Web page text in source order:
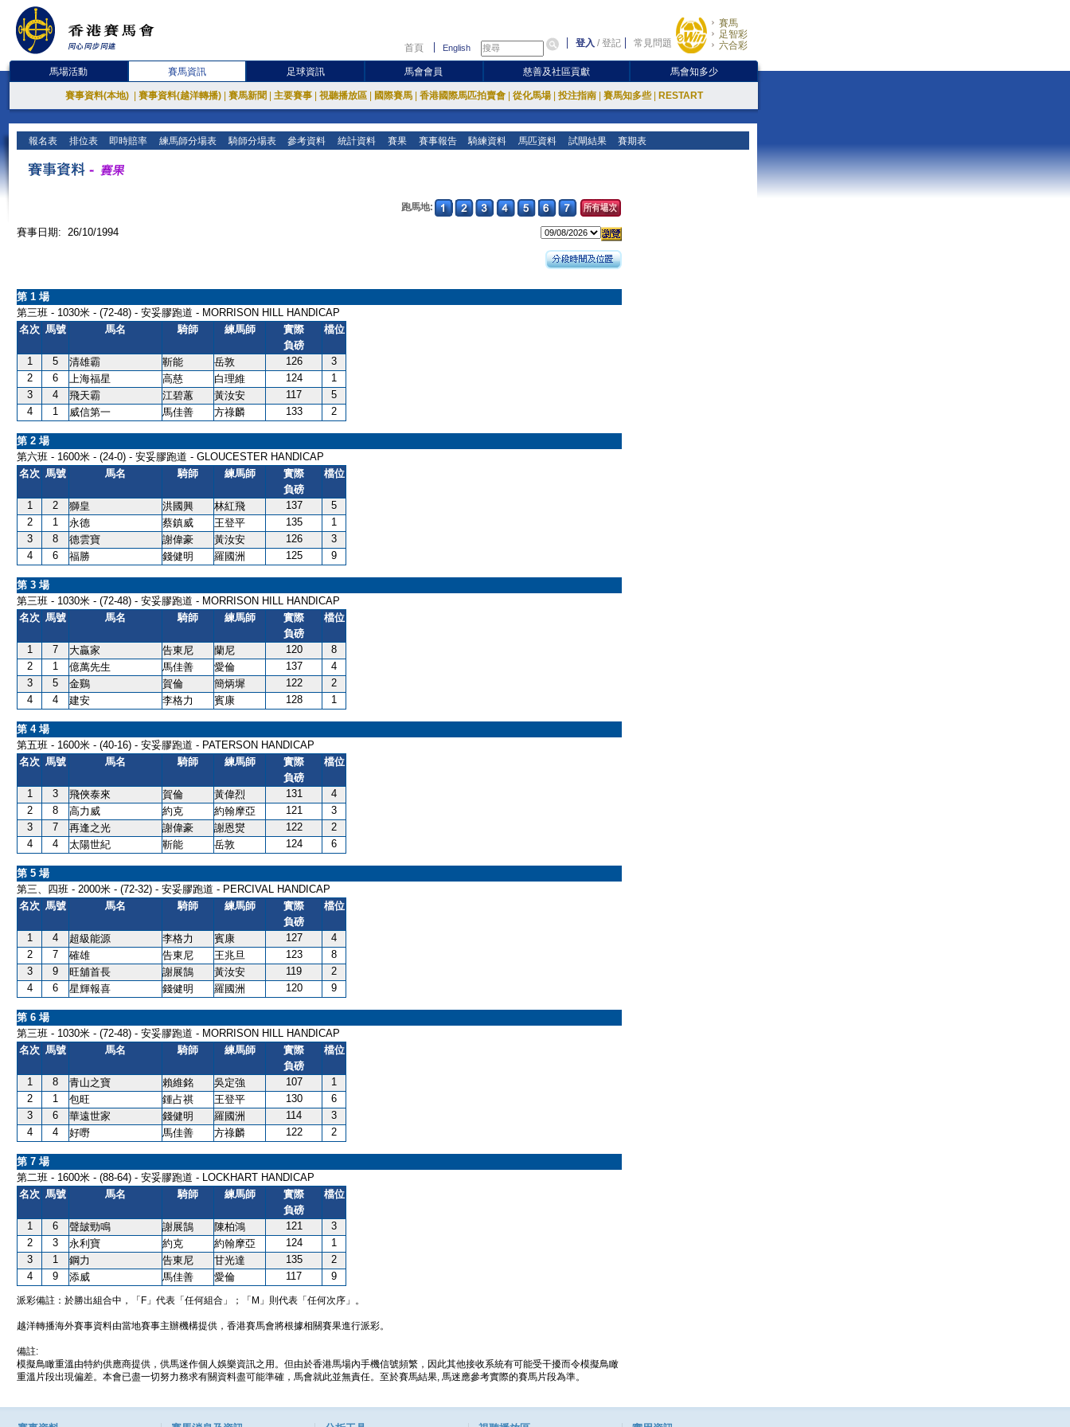
首頁 English 登入 /登記 常見問題
賽馬
足智彩
六合彩
馬場活動 賽馬資訊 足球資訊 馬會會員 慈善及社區貢獻 馬會知多少
賽事資料(本地) 賽事資料(越洋轉播) 賽馬新聞 主要賽事 視聽播放區 國際賽馬 香港國際馬匹拍賣會 從化馬場 投注指南 賽馬知多些 RESTART
報名表 排位表 即時賠率 練馬師分場表 騎師分場表 參考資料 統計資料 賽果 賽事報告 騎練資料 馬匹資料 試閘結果 賽期表
跑馬地:
賽事日期: 26/10/1994
第 1 場
第三班 - 1030米 - (72-48) - 安妥膠跑道 - MORRISON HILL HANDICAP
名次 馬號 馬名 騎師 練馬師
實際
負磅
檔位
1 5 清雄霸 靳能 岳敦 126
3
2
6 上海福星 高慈 白理維 124
1
3
4 飛天霸 江碧蕙 黃汝安 117
5
4
1 威信第一 馬佳善 方祿麟 133 2
第 2 場
第六班 - 1600米 - (24-0) - 安妥膠跑道 - GLOUCESTER HANDICAP
名次 馬號 馬名 騎師 練馬師
實際
負磅
檔位
1 2 獅皇 洪國興 林紅飛 137
5
2
1 永德 蔡鎮威 王登平 135
1
3
8 德雲寶 謝偉豪 黃汝安 126
3
4
6 福勝 錢健明 羅國洲 125 9
第 3 場
第三班 - 1030米 - (72-48) - 安妥膠跑道 - MORRISON HILL HANDICAP
名次 馬號 馬名 騎師 練馬師
實際
負磅
檔位
1 7 大贏家 告東尼 蘭尼 120
8
2
1 億萬先生 馬佳善 愛倫 137
4
3
5 金鷄 賀倫 簡炳墀 122
2
4
4 建安 李格力 賓康 128 1
第 4 場
第五班 - 1600米 - (40-16) - 安妥膠跑道 - PATERSON HANDICAP
名次 馬號 馬名 騎師 練馬師
實際
負磅
檔位
1 3 飛俠泰來 賀倫 黃偉烈 131
4
2
8 高力威 約克 約翰摩亞 121
3
3
7 再逢之光 謝偉豪 謝恩爕 122
2
4
4 太陽世紀 靳能 岳敦 124 6
第 5 場
第三、四班 - 2000米 - (72-32) - 安妥膠跑道 - PERCIVAL HANDICAP
名次 馬號 馬名 騎師 練馬師
實際
負磅
檔位
1 4 超級能源 李格力 賓康 127
4
2
7 確雄 告東尼 王兆旦 123
8
3
9 旺舖首長 謝展鵠 黃汝安 119
2
4
6 星輝報喜 錢健明 羅國洲 120 9
第 6 場
第三班 - 1030米 - (72-48) - 安妥膠跑道 - MORRISON HILL HANDICAP
名次 馬號 馬名 騎師 練馬師
實際
負磅
檔位
1 8 青山之寶 賴維銘 吳定強 107
1
2
1 包旺 鍾占祺 王登平 130
6
3
6 華遠世家 錢健明 羅國洲 114
3
4
4 好嘢 馬佳善 方祿麟 122 2
第 7 場
第二班 - 1600米 - (88-64) - 安妥膠跑道 - LOCKHART HANDICAP
名次 馬號 馬名 騎師 練馬師
實際
負磅
檔位
1 6 聲皷勁鳴 謝展鵠 陳柏鴻 121
3
2
3 永利寶 約克 約翰摩亞 124
1
3
1 鋼力 告東尼 甘光達 135
2
4
9 添威 馬佳善 愛倫 117 9
派彩備註：於勝出組合中，「F」代表「任何組合」；「M」則代表「任何次序」。
越洋轉播海外賽事資料由當地賽事主辦機構提供，香港賽馬會將根據相關賽果進行派彩。
備註:
模擬鳥瞰重溫由特約供應商提供，供馬迷作個人娛樂資訊之用。但由於香港馬場內手機信號頻繁，因此其他接收系統有可能受干擾而令模擬鳥瞰
重溫片段出現偏差。本會已盡一切努力務求有關資料盡可能準確，馬會就此並無責任。至於賽馬結果, 馬迷應參考實際的賽馬片段為準。